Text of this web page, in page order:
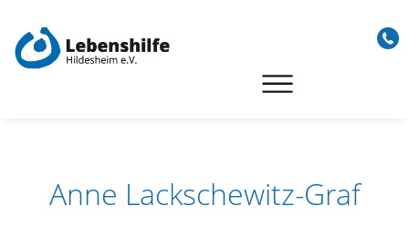
content
Anne Lackschewitz-Graf